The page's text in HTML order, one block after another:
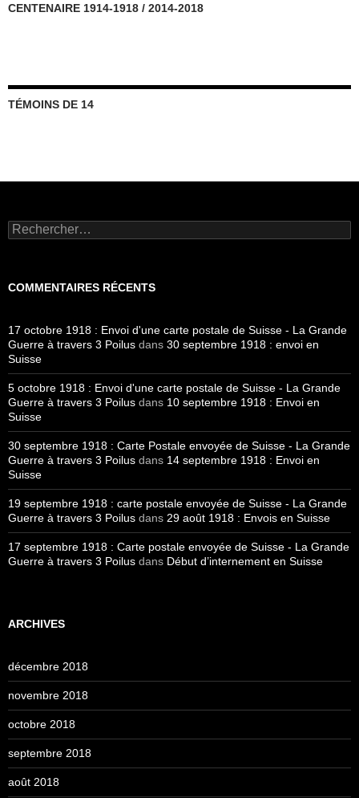
CENTENAIRE 1914-1918 / 2014-2018
TÉMOINS DE 14
Rechercher :
COMMENTAIRES RÉCENTS
17 octobre 1918 : Envoi d'une carte postale de Suisse - La Grande
Guerre à travers 3 Poilus dans 30 septembre 1918 : envoi en
Suisse
5 octobre 1918 : Envoi d'une carte postale de Suisse - La Grande
Guerre à travers 3 Poilus dans 10 septembre 1918 : Envoi en
Suisse
30 septembre 1918 : Carte Postale envoyée de Suisse - La Grande
Guerre à travers 3 Poilus dans 14 septembre 1918 : Envoi en
Suisse
19 septembre 1918 : carte postale envoyée de Suisse - La Grande
Guerre à travers 3 Poilus dans 29 août 1918 : Envois en Suisse
17 septembre 1918 : Carte postale envoyée de Suisse - La Grande
Guerre à travers 3 Poilus dans Début d’internement en Suisse
ARCHIVES
décembre 2018
novembre 2018
octobre 2018
septembre 2018
août 2018